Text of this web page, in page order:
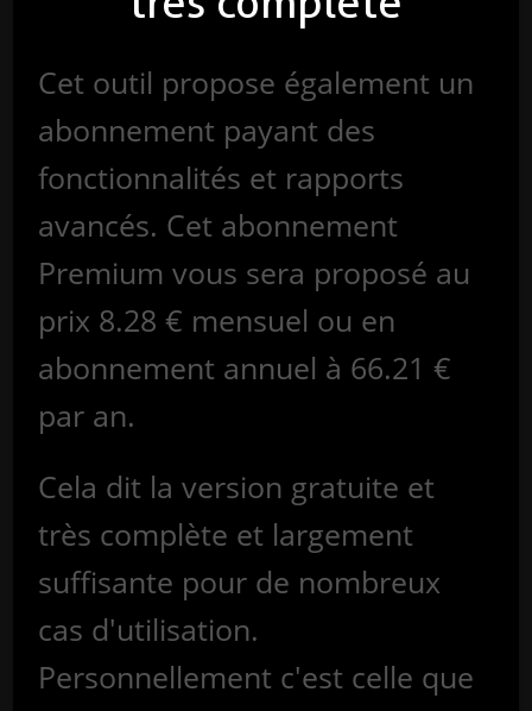
Cet outil propose également un
abonnement payant des
fonctionnalités et rapports
avancés. Cet abonnement
Premium vous sera proposé au
prix 8.28 € mensuel ou en
abonnement annuel à 66.21 €
par an.
Cela dit la version gratuite et
très complète et largement
suffisante pour de nombreux
cas d'utilisation.
Personnellement c'est celle que